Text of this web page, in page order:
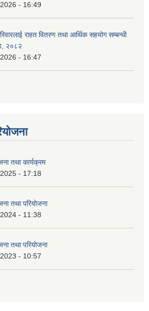
- 16:49
राहत वितरण तथा आर्थिक सहयोग सम्बन्धी
२०८२
- 16:47
तथा कार्यक्रम
- 17:18
तथा परियोजना
- 11:38
तथा परियोजना
- 10:57